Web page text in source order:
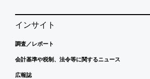
インサイト
調査／レポート
会計基準や税制、法令等に関するニュース
広報誌